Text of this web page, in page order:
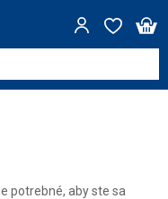
potrebné, aby ste sa